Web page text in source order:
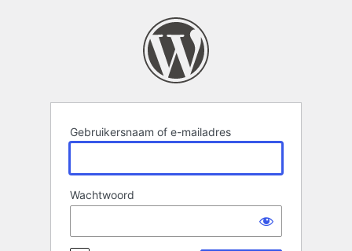
Gebruikersnaam of e-mailadres
Wachtwoord